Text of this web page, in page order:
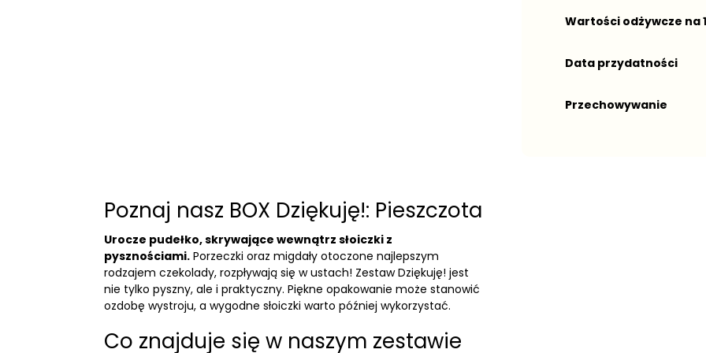
Wartości odżywcze na
Data przydatności
Przechowywanie
Poznaj nasz BOX Dziękuję!: Pieszczota
Urocze pudełko, skrywające wewnątrz słoiczki z
pysznościami. Porzeczki oraz migdały otoczone najlepszym
rodzajem czekolady, rozpływają się w ustach! Zestaw Dziękuję! jest
nie tylko pyszny, ale i praktyczny. Piękne opakowanie może stanowić
ozdobę wystroju, a wygodne słoiczki warto później wykorzystać.
Co znajduje się w naszym zestawie